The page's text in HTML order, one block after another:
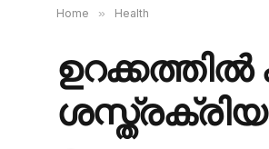
Home » Health
ഉറക്കത്തിൽ
ശസ്ത്രക്രിയ